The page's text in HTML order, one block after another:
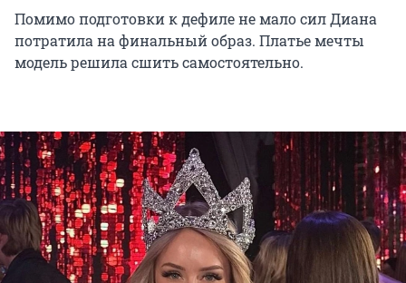
Помимо подготовки к дефиле не мало сил Диана
потратила на финальный образ. Платье мечты
модель решила сшить самостоятельно.